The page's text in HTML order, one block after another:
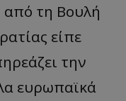
από τη Βουλή
είπε
την
ευρωπαϊκά